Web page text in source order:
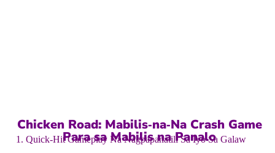
Chicken Road: Mabilis‑na‑Na Crash Game
Para sa Mabilis na Panalo
1. Quick‑Hit Gameplay Na Nagpapanatili Sa Iyo Sa Galaw